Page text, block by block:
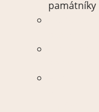
památníky